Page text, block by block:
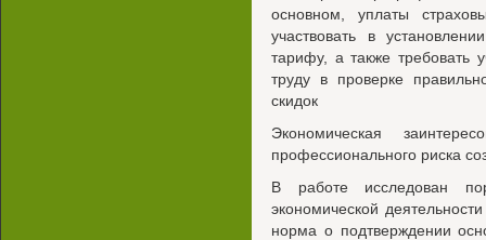
основном, уплаты
участвовать в
тарифу, а также требовать
труду в проверке
скидок
Экономическая
профессионального риска
В работе исследован
экономической
норма о подтверждении